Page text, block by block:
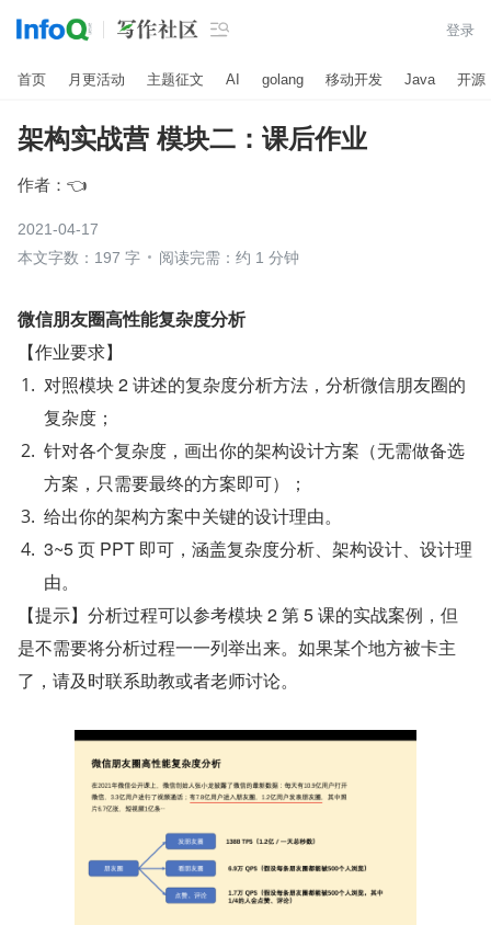
 登录
首页 月更活动 主题征文 AI golang 移动开发 Java 开源
架构实战营 模块二：课后作业
作者： 👈
2021-04-17
本文字数：197 字
阅读完需：约 1 分钟
微信朋友圈高性能复杂度分析
【作业要求】
对照模块 2 讲述的复杂度分析方法，分析微信朋友圈的
复杂度；
针对各个复杂度，画出你的架构设计方案（无需做备选
方案，只需要最终的方案即可）；
给出你的架构方案中关键的设计理由。
3~5 页 PPT 即可，涵盖复杂度分析、架构设计、设计理
由。
【提示】分析过程可以参考模块 2 第 5 课的实战案例，但
是不需要将分析过程一一列举出来。如果某个地方被卡主
了，请及时联系助教或者老师讨论。